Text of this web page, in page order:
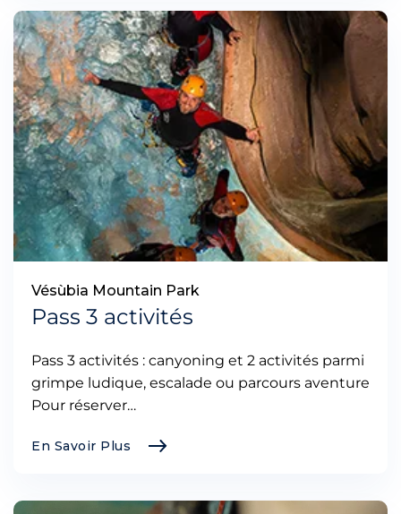
Vésùbia Mountain Park
Pass 3 activités
Pass 3 activités : canyoning et 2 activités parmi
grimpe ludique, escalade ou parcours aventure
Pour réserver…
En Savoir Plus